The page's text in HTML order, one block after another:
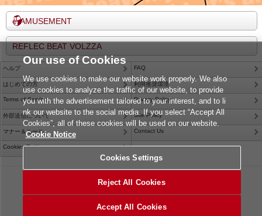
e-AMUSEMENT
REFLEC BEAT VOLZZA
ヘルプ FAQ
はじめての方 利用推奨環境
Terms of Service Privacy Policy
外部送信について Site Policy
マナー＆ルール Contact Us
Cookies Settings
Our use of Cookies
We use cookies to make our website work properly. We also
use cookies to analyze the traffic of our website, to provide
you with the advertisement tailored to your interest, and to li
nk our website to the social media. If you select “Accept All
Cookies”, all of these cookies will be used on our website.
Cookie Notice
Cookies Settings
Reject All Cookies
Accept All Cookies